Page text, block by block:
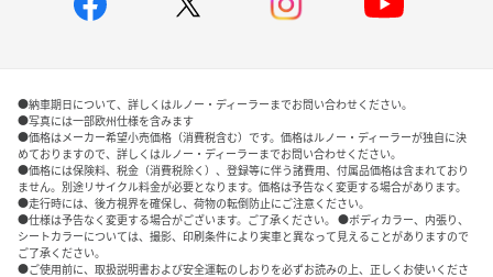
●納車期日について、詳しくはルノー・ディーラーまでお問い合わせください。
●写真には一部欧州仕様を含みます
●価格はメーカー希望小売価格（消費税含む）です。価格はルノー・ディーラーが独自に決
めておりますので、詳しくはルノー・ディーラーまでお問い合わせください。
●価格には保険料、税金（消費税除く）、登録等に伴う諸費用、付属品価格は含まれており
ません。別途リサイクル料金が必要となります。価格は予告なく変更する場合があります。
●走行時には、後方視界を確保し、荷物の転倒防止にご注意ください。
●仕様は予告なく変更する場合がございます。ご了承ください。 ●ボディカラー、内張り、
シートカラーについては、撮影、印刷条件により実車と異なって見えることがありますので
ご了承ください。
●ご使用前に、取扱説明書および安全運転のしおりを必ずお読みの上、正しくお使いくださ